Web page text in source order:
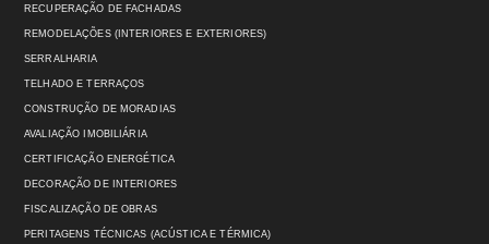
RECUPERAÇÃO DE FACHADAS
REMODELAÇÕES (INTERIORES E EXTERIORES)
SERRALHARIA
TELHADO E TERRAÇOS
CONSTRUÇÃO DE MORADIAS
AVALIAÇÃO IMOBILIÁRIA
CERTIFICAÇÃO ENERGÉTICA
DECORAÇÃO DE INTERIORES
FISCALIZAÇÃO DE OBRAS
PERITAGENS TÉCNICAS (ACÚSTICA E TÉRMICA)